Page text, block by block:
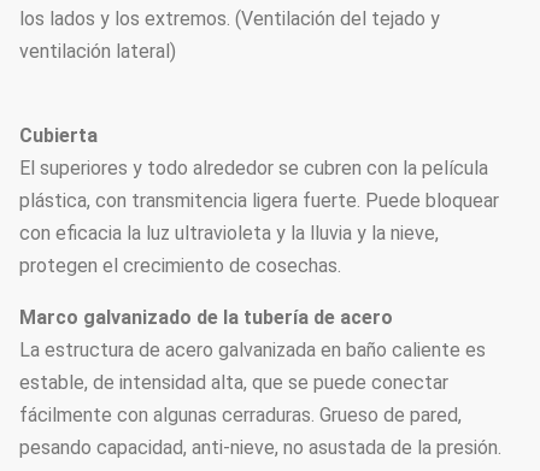
los lados y los extremos. (Ventilación del tejado y
ventilación lateral)
Cubierta
El superiores y todo alrededor se cubren con la película
plástica, con transmitencia ligera fuerte. Puede bloquear
con eficacia la luz ultravioleta y la lluvia y la nieve,
protegen el crecimiento de cosechas.
Marco galvanizado de la tubería de acero
La estructura de acero galvanizada en baño caliente es
estable, de intensidad alta, que se puede conectar
fácilmente con algunas cerraduras. Grueso de pared,
pesando capacidad, anti-nieve, no asustada de la presión.